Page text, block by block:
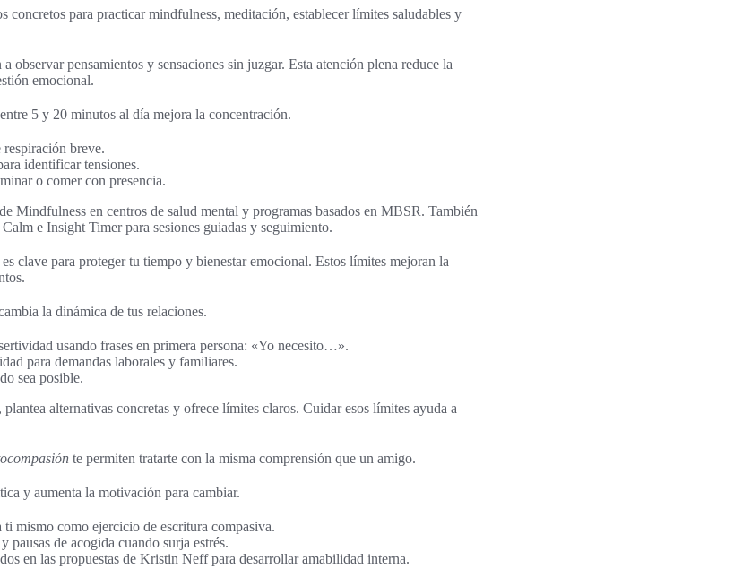
concretos para practicar mindfulness, meditación, establecer límites saludables y
a observar pensamientos y sensaciones sin juzgar. Esta atención plena reduce la
emocional.
5 y 20 minutos al día mejora la concentración.
breve.
identificar tensiones.
o comer con presencia.
Mindfulness en centros de salud mental y programas basados en MBSR. También
e Insight Timer para sesiones guiadas y seguimiento.
es clave para proteger tu tiempo y bienestar emocional. Estos límites mejoran la
la dinámica de tus relaciones.
usando frases en primera persona: «Yo necesito…».
para demandas laborales y familiares.
sea posible.
alternativas concretas y ofrece límites claros. Cuidar esos límites ayuda a
te permiten tratarte con la misma comprensión que un amigo.
y aumenta la motivación para cambiar.
ti mismo como ejercicio de escritura compasiva.
pausas de acogida cuando surja estrés.
en las propuestas de Kristin Neff para desarrollar amabilidad interna.